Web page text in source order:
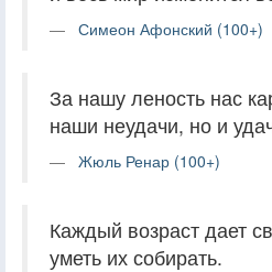
Симеон Афонский (100+)
За нашу леность нас
наши неудачи, но и
Жюль Ренар (100+)
Каждый возраст дает
уметь их собирать.